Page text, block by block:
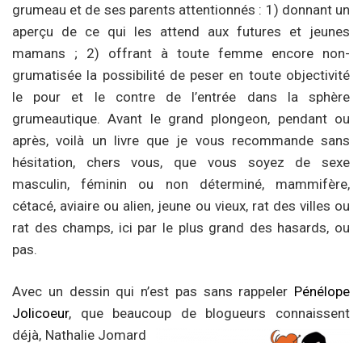
grumeau et de ses parents attentionnés : 1) donnant un
aperçu de ce qui les attend aux futures et jeunes
mamans ; 2) offrant à toute femme encore non-
grumatisée la possibilité de peser en toute objectivité
le pour et le contre de l’entrée dans la sphère
grumeautique. Avant le grand plongeon, pendant ou
après, voilà un livre que je vous recommande sans
hésitation, chers vous, que vous soyez de sexe
masculin, féminin ou non déterminé, mammifère,
cétacé, aviaire ou alien, jeune ou vieux, rat des villes ou
rat des champs, ici par le plus grand des hasards, ou
pas.
Avec un dessin qui n’est pas sans rappeler Pénélope
Jolicoeur, que beaucoup de blogueurs connaissent
déjà, Nathalie Jomard